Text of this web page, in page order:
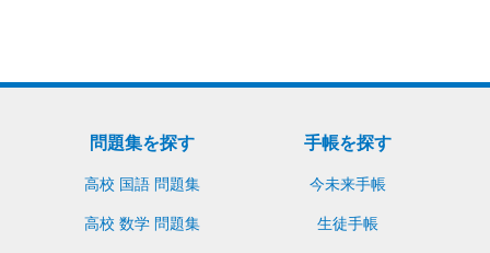
問題集を探す
高校 国語 問題集
高校 数学 問題集
手帳を探す
今未来手帳
生徒手帳